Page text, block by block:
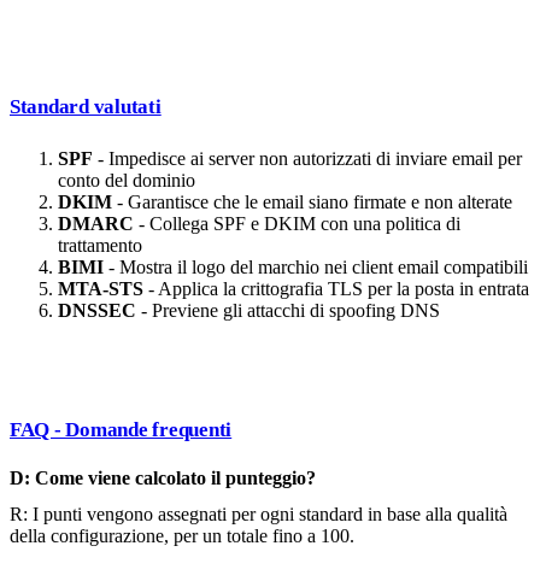
Standard valutati
SPF - Impedisce ai server non autorizzati di inviare email per
conto del dominio
DKIM - Garantisce che le email siano firmate e non alterate
DMARC - Collega SPF e DKIM con una politica di
trattamento
BIMI - Mostra il logo del marchio nei client email compatibili
MTA-STS - Applica la crittografia TLS per la posta in entrata
DNSSEC - Previene gli attacchi di spoofing DNS
FAQ - Domande frequenti
D: Come viene calcolato il punteggio?
R: I punti vengono assegnati per ogni standard in base alla qualità
della configurazione, per un totale fino a 100.